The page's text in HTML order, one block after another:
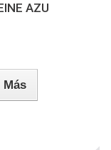
AZU
Más